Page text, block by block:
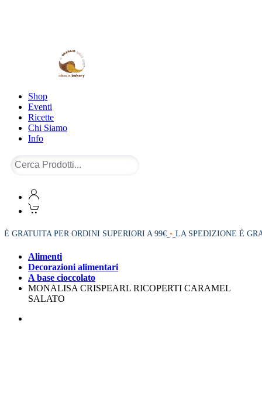
Shop
Eventi
Ricette
Chi Siamo
Info
PER ORDINI SUPERIORI A 99€ • LA SPEDIZIONE È
Alimenti
Decorazioni alimentari
A base cioccolato
MONALISA CRISPEARL RICOPERTI CARAMEL
SALATO